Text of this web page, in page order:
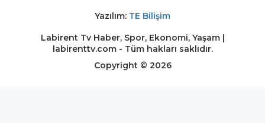
Yazılım: TE Bilişim
Labirent Tv Haber, Spor, Ekonomi, Yaşam |
labirenttv.com - Tüm hakları saklıdır.
Copyright © 2026